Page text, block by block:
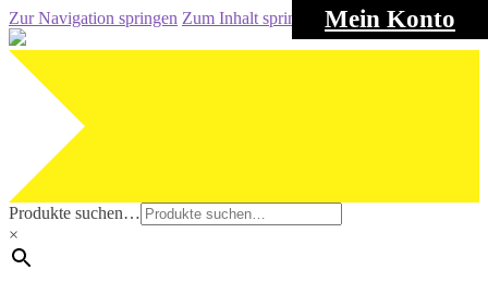
Mein Konto
Zur Navigation springen Zum Inhalt springen
Produkte suchen…
×